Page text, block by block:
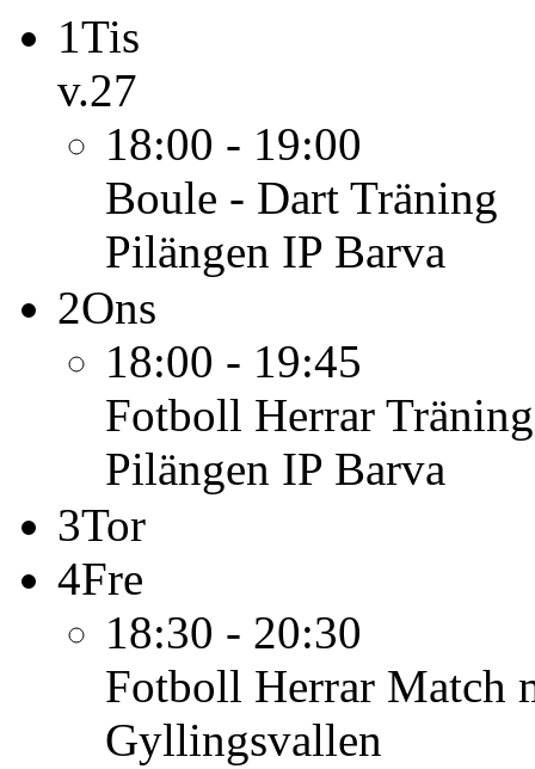
1Tis
v.27
18:00 - 19:00
Boule - Dart Träning
Pilängen IP Barva
2Ons
18:00 - 19:45
Fotboll Herrar Träning
Pilängen IP Barva
3Tor
4Fre
18:30 - 20:30
Fotboll Herrar Match
Gyllingsvallen